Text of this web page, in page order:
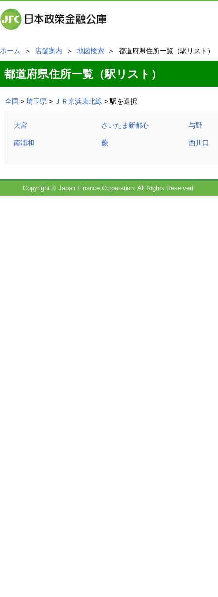
ホーム ＞ 店舗案内 ＞ 地図検索 ＞ 都道府県住所一覧（駅リスト）
都道府県住所一覧（駅リスト）
全国 > 埼玉県 > ＪＲ京浜東北線 > 駅を選択
大宮 さいたま新都心 与野
南浦和 蕨 西川口
Copyright © Japan Finance Corporation. All Rights Reserved.